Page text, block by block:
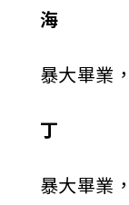
海
暴大畢業
丁
暴大畢業